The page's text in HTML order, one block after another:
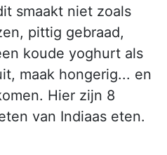
smaakt niet zoals
pittig gebraad,
koude yoghurt als
maak hongerig... en
Hier zijn 8
van Indiaas eten.